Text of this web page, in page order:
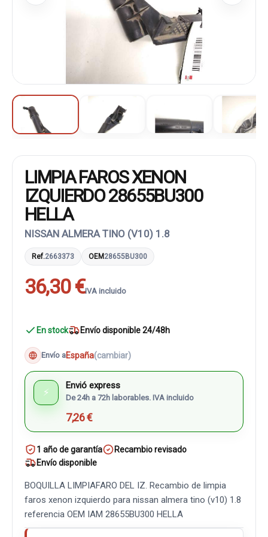
LIMPIA FAROS XENON
IZQUIERDO 28655BU300
HELLA
NISSAN ALMERA TINO (V10) 1.8
Ref.2663373 OEM28655BU300
36,30 €IVA incluido
En stock Envío disponible 24/48h
Envío aEspaña(cambiar)
⚡
Envió express
De 24h a 72h laborables. IVA incluido
7,26 €
1 año de garantía
Recambio revisado
Envío disponible
BOQUILLA LIMPIAFARO DEL IZ. Recambio de limpia
faros xenon izquierdo para nissan almera tino (v10) 1.8
referencia OEM IAM 28655BU300 HELLA